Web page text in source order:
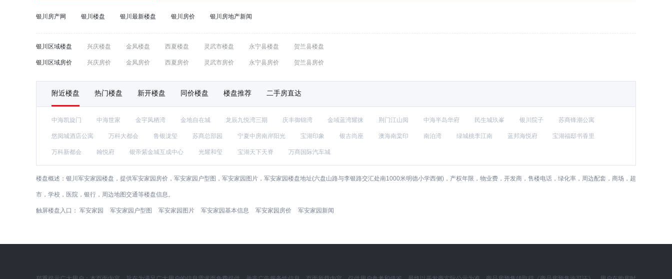
银川房产网 银川楼盘 银川最新楼盘 银川房价 银川房地产新闻
银川区域楼盘 兴庆楼盘 金凤楼盘 西夏楼盘 灵武市楼盘 永宁县楼盘 贺兰县楼盘
银川区域房价 兴庆房价 金凤房价 西夏房价 灵武市房价 永宁县房价 贺兰县房价
附近楼盘 热门楼盘 新开楼盘 同价楼盘 楼盘推荐 二手房直达
中海凯旋门 中海世家 金宇凤栖湾 金地自在城 龙辰九悦湾三期 庆丰御锦湾 金域蓝湾耀徕 荆门江山阅 中海半岛华府 民生城玖峯 银川院子 苏商锋潮公寓
悠阅城酒店公寓 万科大都会 鲁银泷玺 苏商总部园 宁夏中房南岸阳光 宝湖印象 银古尚座 澳海南棠印 南泊湾 绿城桃李江南 蓝邦海悦府 宝湖福邸书香里
万科新都会 翰悦府 银帝紫金城互成中心 光耀和玺 宝湖天下天脊 万商国际汽车城
楼盘概述： 银川军安家园楼盘，提供军安家园房价，军安家园户型图，军安家园图片，军安家园楼盘地址(六盘山路与李银路交汇处南1000米明德小学西侧)，产权年限，物业费，开发商，售楼电话，绿化率，周边配套，商场，超
市，学校，医院，银行，周边地图交通等楼盘信息。
触屏楼盘入口： 军安家园 军安家园户型图 军安家园图片 军安家园基本信息 军安家园房价 军安家园新闻